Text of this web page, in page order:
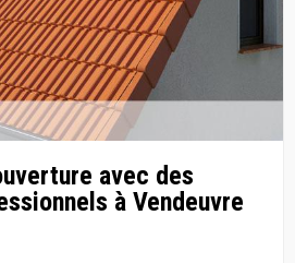
avec des
à Vendeuvre